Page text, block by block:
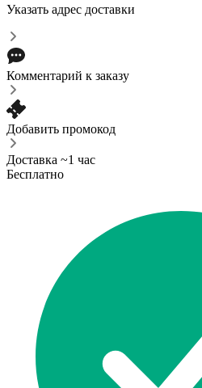
Указать адрес доставки
Комментарий к заказу
Добавить промокод
Доставка ~1 час
Бесплатно